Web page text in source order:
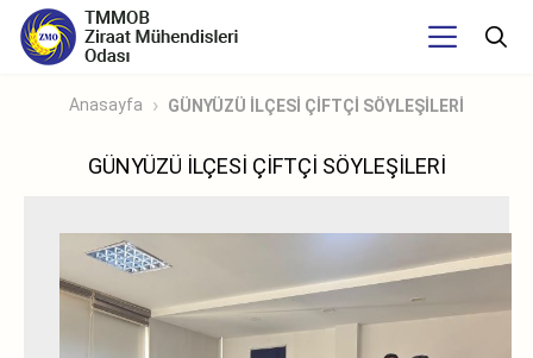
Anasayfa GÜNYÜZÜ İLÇESİ ÇİFTÇİ SÖYLEŞİLERİ
GÜNYÜZÜ İLÇESİ ÇİFTÇİ SÖYLEŞİLERİ